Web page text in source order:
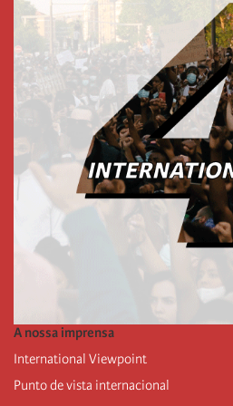
A nossa imprensa
International Viewpoint
Punto de vista internacional